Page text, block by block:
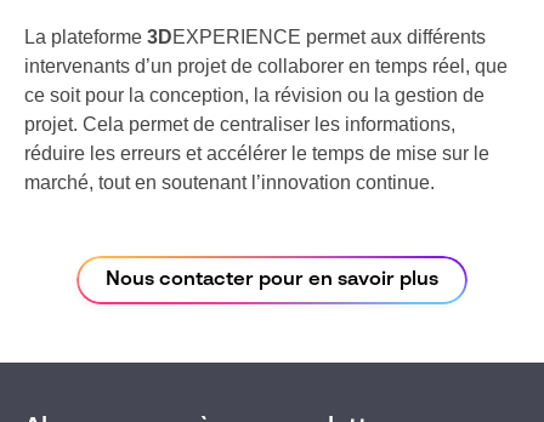
La plateforme 3DEXPERIENCE permet aux différents
intervenants d’un projet de collaborer en temps réel, que
ce soit pour la conception, la révision ou la gestion de
projet. Cela permet de centraliser les informations,
réduire les erreurs et accélérer le temps de mise sur le
marché, tout en soutenant l’innovation continue.
Nous contacter pour en savoir plus